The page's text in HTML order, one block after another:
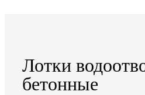
Лотки
бетонные